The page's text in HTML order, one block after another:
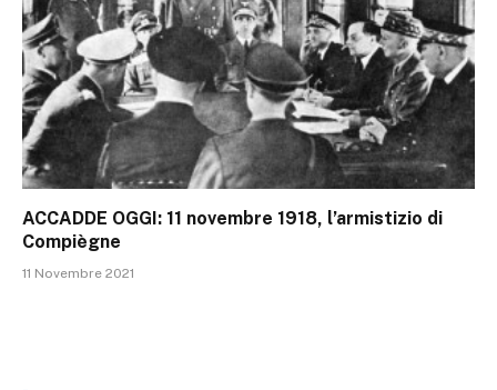
ACCADDE OGGI: 11 novembre 1918, l’armistizio di
Compiègne
11 Novembre 2021